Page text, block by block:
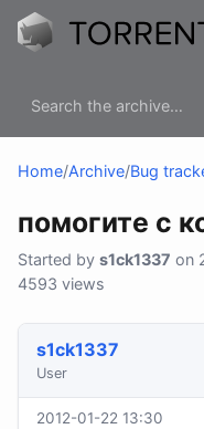
Home/Archive/Bug
помогите с
Started by s1ck1337 on
4593 views
s1ck1337
User
2012-01-22 13:30